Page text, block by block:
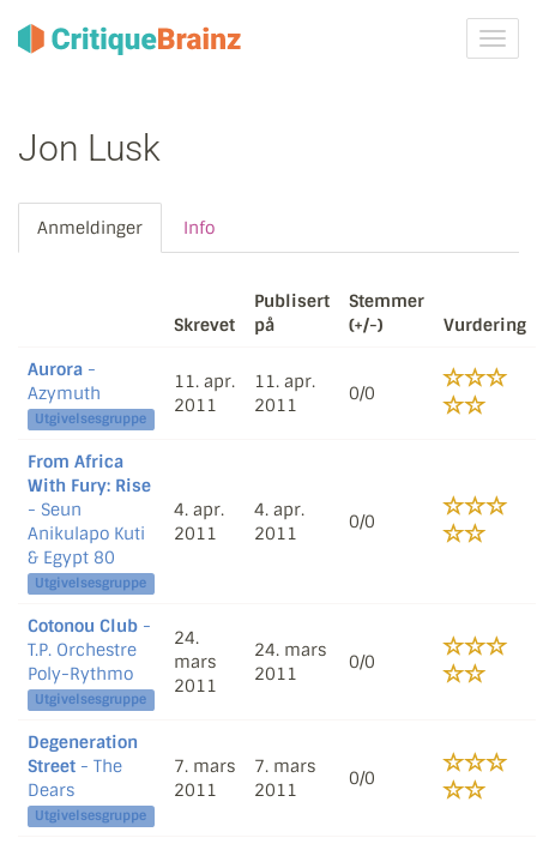
Skru
på
Jon Lusk
Anmeldinger Info
Skrevet
Publisert
på
Stemmer
(+/-)
Vurdering
Aurora -
Azymuth
Utgivelsesgruppe
11. apr.
2011
11. apr.
2011
0/0
From Africa
With Fury: Rise
- Seun
Anikulapo Kuti
& Egypt 80
Utgivelsesgruppe
4. apr.
2011
4. apr.
2011
0/0
Cotonou Club -
T.P. Orchestre
Poly-Rythmo
Utgivelsesgruppe
24.
mars
2011
24. mars
2011
0/0
Degeneration
Street - The
Dears
Utgivelsesgruppe
7. mars
2011
7. mars
2011
0/0